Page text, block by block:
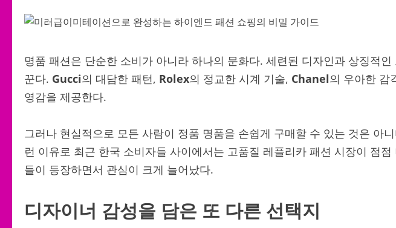
명품 패션은 단순한 소비가 아니라 하나의 문화다. 세련된 디자인과 상징적
꾼다. Gucci의 대담한 패턴, Rolex의 정교한 시계 기술, Chanel의 우아한 감
영감을 제공한다.
그러나 현실적으로 모든 사람이 정품 명품을 손쉽게 구매할 수 있는 것은 아
런 이유로 최근 한국 소비자들 사이에서는 고품질 레플리카 패션 시장이 점
들이 등장하면서 관심이 크게 늘어났다.
디자이너 감성을 담은 또 다른 선택지